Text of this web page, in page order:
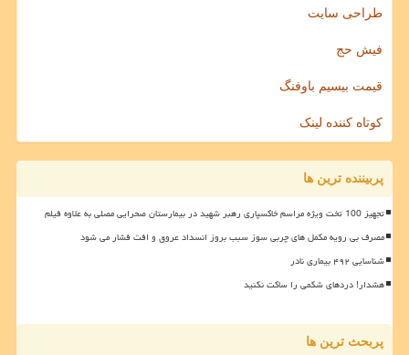
طراحی سایت
فیش حج
قیمت بیسیم باوفنگ
کوتاه کننده لینک
پربیننده ترین ها
تجهیز 100 تخت ویژه مراسم خاکسپاری رهبر شهید در بیمارستان صحرایی مصلی به علاوه فیلم
مصرف بی رویه مکمل های چربی سوز سبب بروز انسداد عروق و افت فشار می شود
شناسایی ۴۹۲ بیماری نادر
هشدار! دردهای شکمی را ساکت نکنید
پربحث ترین ها